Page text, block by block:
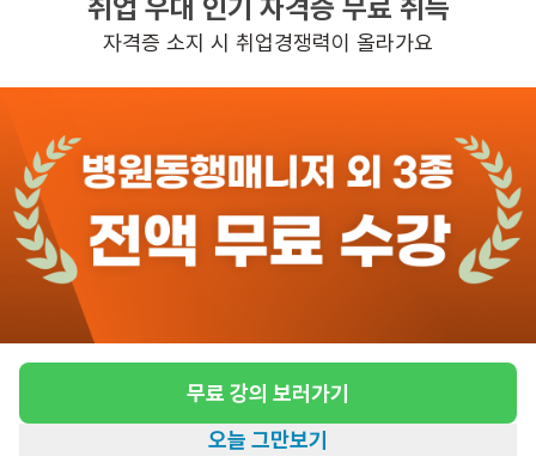
반경 3KM 이내의 일자리 확인하기
취업 우대 인기 자격증 무료 취득
자격증 소지 시 취업경쟁력이 올라가요
무료 강의 보러가기
오늘 그만보기